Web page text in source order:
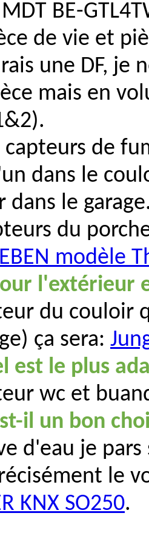
BE-
de vie et
une DF, je
mais en
capteurs de
dans le
dans le
du
modèle
l'extérieur
du couloir
ça sera:
est le plus
wc et
il un bon
d'eau je
le
KNX SO250.